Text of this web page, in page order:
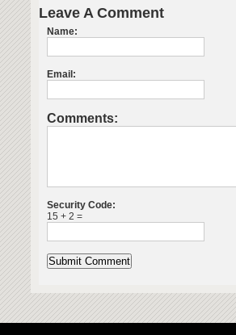
Leave A Comment
Name:
Email:
Comments:
Security Code:
15 + 2 =